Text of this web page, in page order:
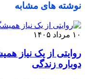
نوشته های مشابه
۱۰ مرداد ۱۴۰۵
روایتی از یک نیاز
دوباره زندگی